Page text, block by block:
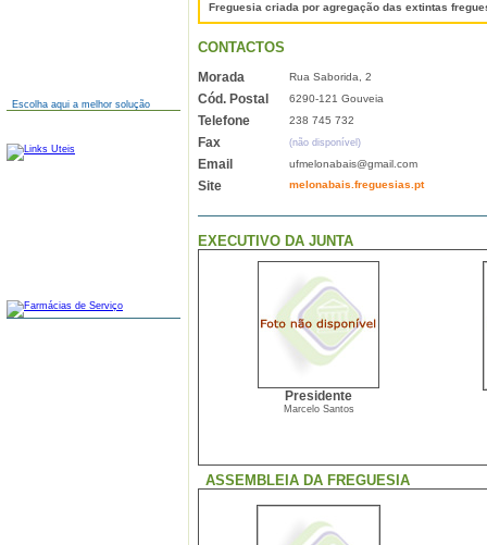
Escolha aqui a melhor solução
Freguesia criada por agregação das extintas
CONTACTOS
Morada Rua Saborida, 2
Cód. Postal 6290-121 Gouveia
Telefone 238 745 732
Fax (não disponível)
Email ufmelonabais@gmail.com
Site melonabais.freguesias.pt
EXECUTIVO DA JUNTA
Presidente
Marcelo Santos
ASSEMBLEIA DA FREGUESIA